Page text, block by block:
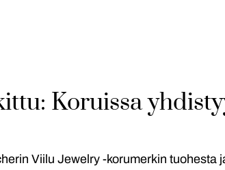
Koruissa
Viilu Jewelry -korumerkin tuohesta